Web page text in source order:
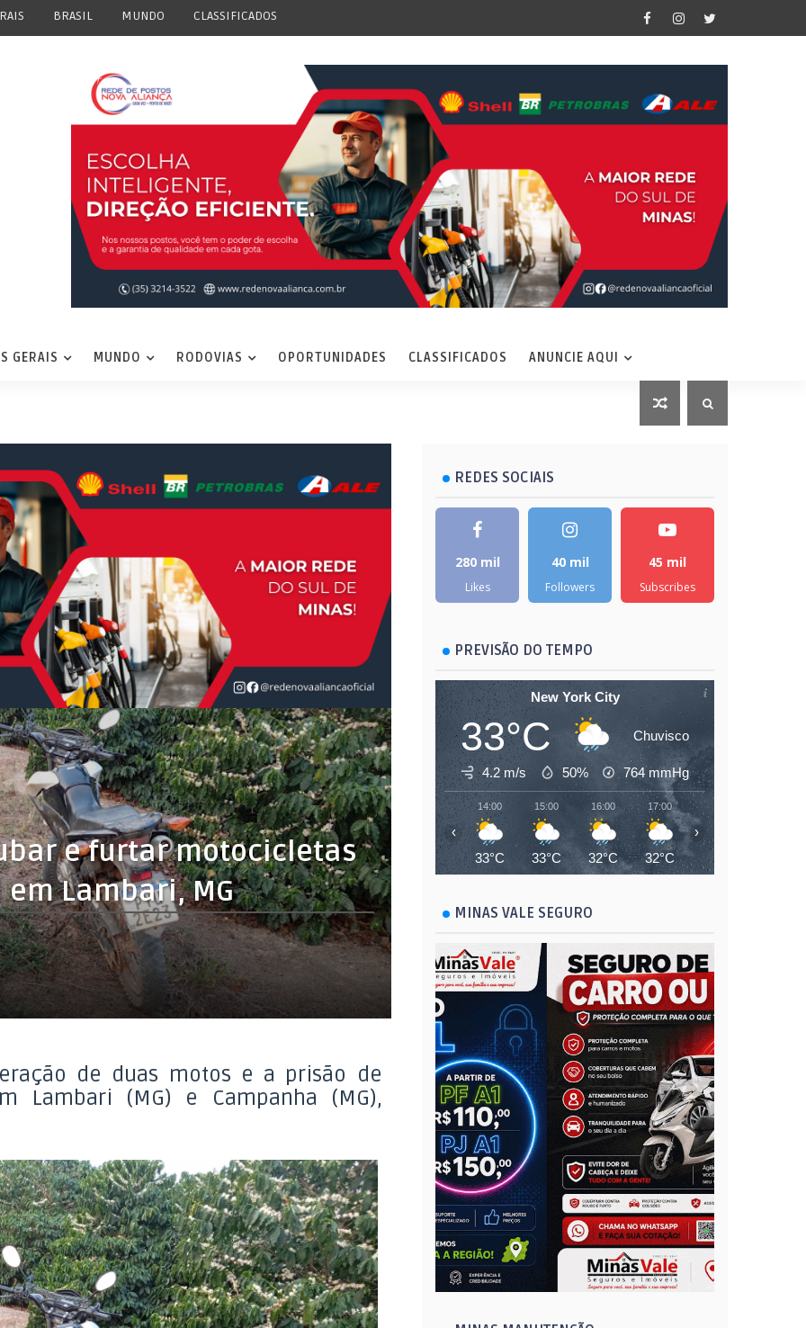
BRASIL MUNDO CLASSIFICADOS
GERAIS MUNDO RODOVIAS OPORTUNIDADES CLASSIFICADOS ANUNCIE AQUI
e furtar motocicletas
Lambari, MG
de duas motos e a prisão de
Lambari (MG) e Campanha (MG),
REDES SOCIAIS
280 mil
Likes
40 mil
Followers
45 mil
Subscribes
PREVISÃO DO TEMPO
New York City
33°C Chuvisco
4.2 m/s 50% 764mmHg
14:00
33°C
15:00
33°C
16:00
32°C
17:00
32°C
18:00
28°C
‹ ›
MINAS VALE SEGURO